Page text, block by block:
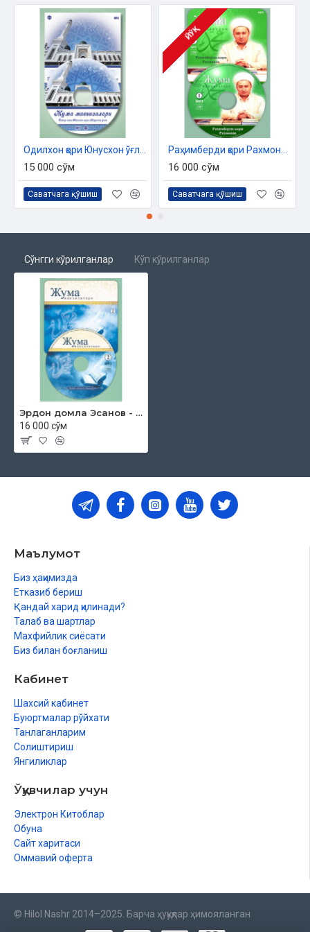
15 000 сўм
Саватчага қўшиш
ЙЎҚ
16 000 сўм
Саватчага қўшиш
Сўнгги кўрилганлар Кўп кўрилганлар
Эрдон домла Эсанов - «Жума мавъизалари» 2-диск (МР3)
16 000 сўм
Маълумот
Биз ҳақимизда
Етказиб бериш
Қандай харид қилинади?
Талаб ва шартлар
Махфийлик сиёсати
Биз билан боғланиш
Кабинет
Шахсий кабинет
Буюртмалар рўйхати
Танлаганларим
Солиштириш
Янгиликлар
Ўқувчилар учун
Электрон Китоблар
Обуна
Сайт харитаси
Оммавий оферта
© Hilol Nashr 2014–2025. Барча ҳуқуқлар ҳимояланган